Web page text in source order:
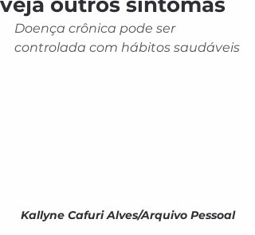
Doença crônica pode ser
controlada com hábitos saudáveis
Kallyne Cafuri Alves/Arquivo Pessoal